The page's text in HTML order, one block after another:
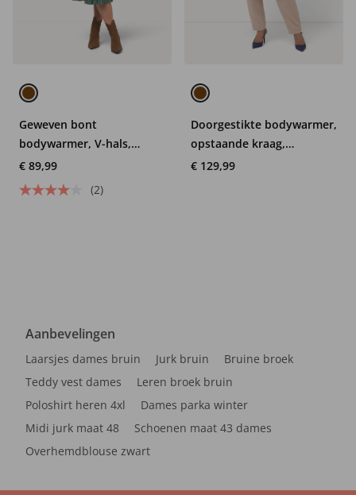
Geweven bont
bodywarmer, V-hals,
haaksluiting, mouwloos
€ 89,99
(2)
Doorgestikte bodywarmer,
opstaande kraag,
ritszakken, zijdelingse
€ 129,99
Aanbevelingen
Laarsjes dames bruin Jurk bruin
Bruine broek
Teddy vest dames
Leren broek bruin
Poloshirt heren 4xl
Dames parka winter
Midi jurk maat 48
Schoenen maat 43 dames
Overhemdblouse zwart